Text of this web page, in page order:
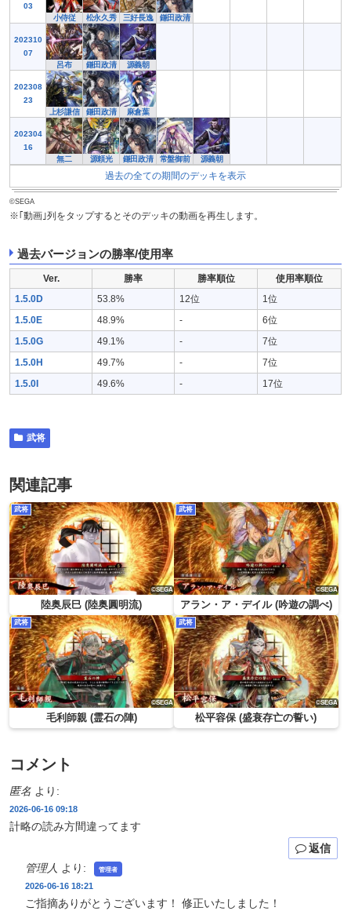
03
小侍従
松永久秀 三好長逸 鎌田政清
202310
07
呂布
鎌田政清 源義朝
202308
23
上杉謙信
鎌田政清 麻倉葉
202304
16
無二
源頼光 鎌田政清 常盤御前 源義朝
過去の全ての期間のデッキを表示
©SEGA
※｢動画｣列をタップするとそのデッキの動画を再生します。
過去バージョンの勝率/使用率
Ver. 勝率 勝率順位
使用率順位
1.5.0D
53.8% 12位 1位
1.5.0E 48.9% - 6位
1.5.0G 49.1% - 7位
1.5.0H 49.7% - 7位
1.5.0I 49.6% - 17位
武将
関連記事
武将
陸奥辰巳 (陸奥圓明流)
武将
アラン・ア・デイル (吟遊の調べ)
武将
毛利師親 (霊石の陣)
武将
松平容保 (盛衰存亡の誓い)
コメント
匿名 より:
2026-06-16 09:18
計略の読み方間違ってます
返信
管理人 より:
2026-06-16 18:21
ご指摘ありがとうございます！ 修正いたしました！